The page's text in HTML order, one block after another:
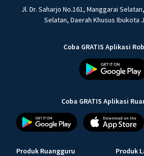
Jl. Dr. Saharjo No.161, Manggarai
Selatan, Daerah Khusus Ibukota
Coba GRATIS Aplikasi
Coba GRATIS Aplikasi
Produk Ruangguru Produk